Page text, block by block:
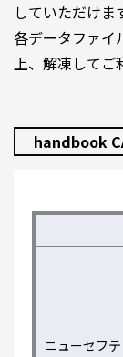
していただけま
各データファイ
上、解凍してご
handbook
ニューセフテ